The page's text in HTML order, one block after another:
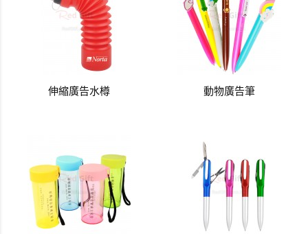
伸縮廣告水樽 動物廣告筆